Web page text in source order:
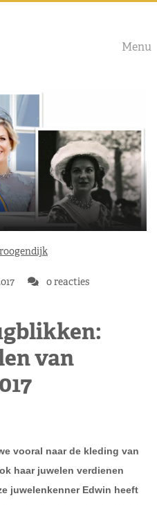
Menu
0 reacties
van
vooral naar de kleding van
haar juwelen verdienen
juwelenkenner Edwin heeft